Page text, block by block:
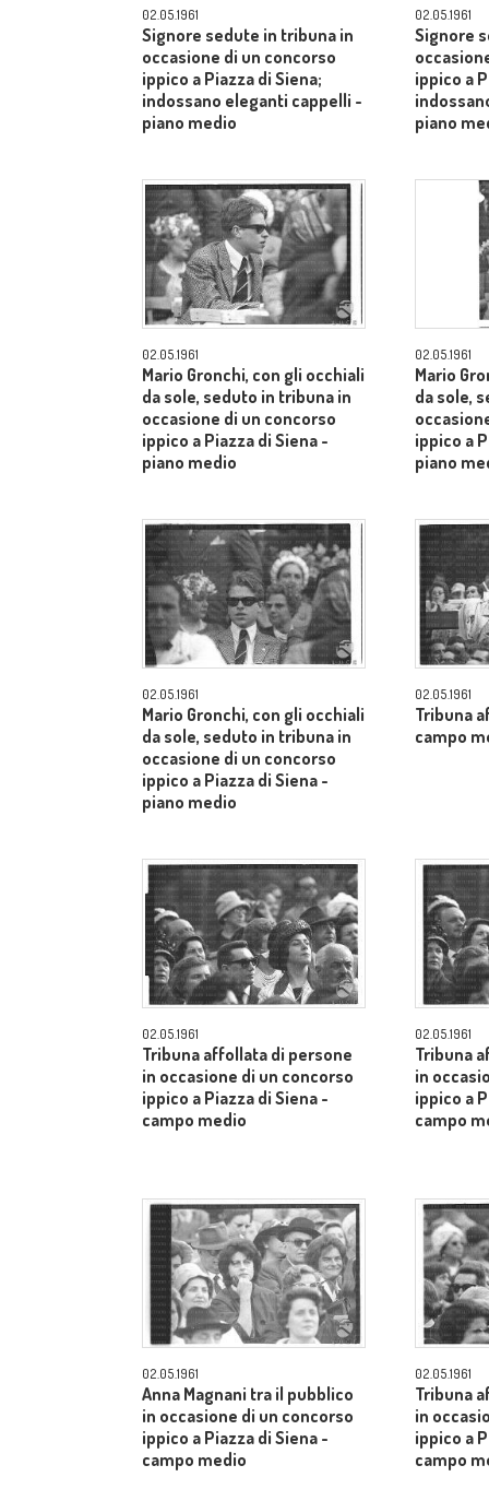
02.05.1961
Signore sedute in tribuna in
occasione di un concorso
ippico a Piazza di Siena;
indossano eleganti cappelli -
piano medio
02.05.1961
Signore
ippico a
piano
02.05.1961
Mario Gronchi, con gli occhiali
da sole, seduto in tribuna in
occasione di un concorso
ippico a Piazza di Siena -
piano medio
02.05.1961
Mario
da sole,
ippico a
piano
02.05.1961
Mario Gronchi, con gli occhiali
da sole, seduto in tribuna in
occasione di un concorso
ippico a Piazza di Siena -
piano medio
02.05.1961
Tribuna
campo
02.05.1961
Tribuna affollata di persone
in occasione di un concorso
ippico a Piazza di Siena -
campo medio
02.05.1961
Tribuna
in
ippico a
campo
02.05.1961
Anna Magnani tra il pubblico
in occasione di un concorso
ippico a Piazza di Siena -
campo medio
02.05.1961
Tribuna
in
ippico a
campo